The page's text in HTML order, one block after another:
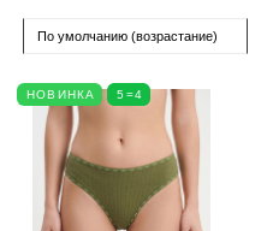
По умолчанию (возрастание)
НОВИНКА 5=4